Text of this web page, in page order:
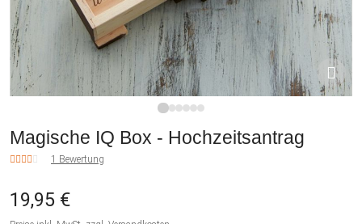
Magische IQ Box - Hochzeitsantrag
1 Bewertung
19,95 €